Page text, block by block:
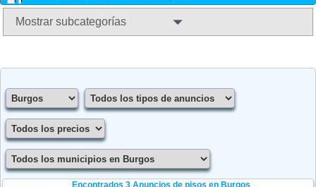
Mostrar subcategorías
Encontrados 3 Anuncios de pisos en Burgos